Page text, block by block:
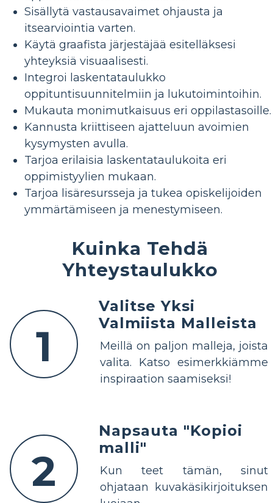
Sisällytä vastausavaimet ohjausta ja
itsearviointia varten.
Käytä graafista järjestäjää esitelläksesi
yhteyksiä visuaalisesti.
Integroi laskentataulukko
oppituntisuunnitelmiin ja lukutoimintoihin.
Mukauta monimutkaisuus eri oppilastasoille.
Kannusta kriittiseen ajatteluun avoimien
kysymysten avulla.
Tarjoa erilaisia ​​laskentataulukoita eri
oppimistyylien mukaan.
Tarjoa lisäresursseja ja tukea opiskelijoiden
ymmärtämiseen ja menestymiseen.
Kuinka Tehdä
Yhteystaulukko
1
Valitse Yksi
Valmiista Malleista
Meillä on paljon malleja, joista
valita. Katso esimerkkiämme
inspiraation saamiseksi!
2
Napsauta "Kopioi
malli"
Kun teet tämän, sinut
ohjataan kuvakäsikirjoituksen